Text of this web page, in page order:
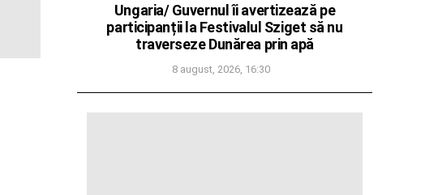
Ungaria/ Guvernul îi avertizează pe
participanții la Festivalul Sziget să nu
traverseze Dunărea prin apă
8 august, 2026, 16:30